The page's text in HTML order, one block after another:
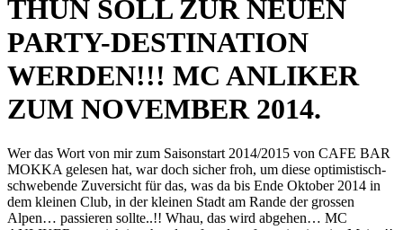
THUN SOLL ZUR NEUEN
PARTY-DESTINATION
WERDEN!!! MC ANLIKER
ZUM NOVEMBER 2014.
Wer das Wort von mir zum Saisonstart 2014/2015 von CAFE BAR
MOKKA gelesen hat, war doch sicher froh, um diese optimistisch-
schwebende Zuversicht für das, was da bis Ende Oktober 2014 in
dem kleinen Club, in der kleinen Stadt am Rande der grossen
Alpen… passieren sollte..!! Whau, das wird abgehen… MC